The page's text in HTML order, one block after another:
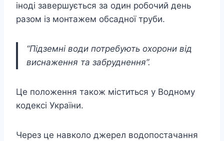
іноді завершується за один робочий день
разом із монтажем обсадної труби.
“Підземні води потребують охорони від
виснаження та забруднення”.
Це положення також міститься у Водному
кодексі України.
Через це навколо джерел водопостачання